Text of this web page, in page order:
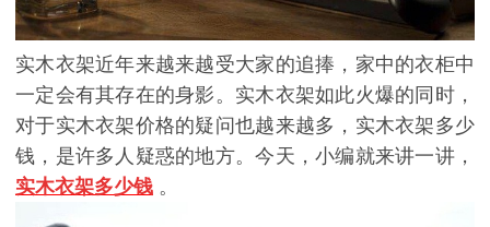
实木衣架近年来越来越受大家的追捧，家中的衣柜中
一定会有其存在的身影。实木衣架如此火爆的同时，
对于实木衣架价格的疑问也越来越多，实木衣架多少
钱，是许多人疑惑的地方。今天，小编就来讲一讲，
实木衣架多少钱 。